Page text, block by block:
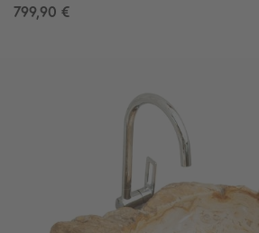
799,90 €